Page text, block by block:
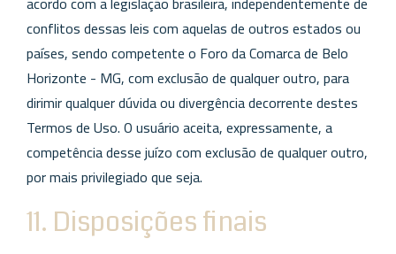
conflitos dessas leis com aquelas de outros estados ou
países, sendo competente o Foro da Comarca de Belo
Horizonte - MG, com exclusão de qualquer outro, para
dirimir qualquer dúvida ou divergência decorrente destes
Termos de Uso. O usuário aceita, expressamente, a
competência desse juízo com exclusão de qualquer outro,
por mais privilegiado que seja.
11. Disposições finais